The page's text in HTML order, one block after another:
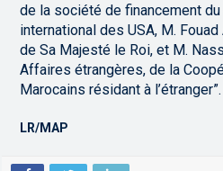
de la société de financement
international des USA, M.
de Sa Majesté le Roi, et M.
Affaires étrangères, de la
Marocains résidant à l’étranger”.
LR/MAP